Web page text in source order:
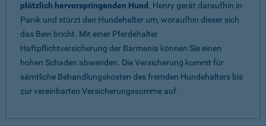
plötzlich hervorspringenden Hund . Henry gerät daraufhin in
Panik und stürzt den Hundehalter um, woraufhin dieser sich
das Bein bricht. Mit einer Pferdehalter
Haftpflichtversicherung der Barmenia können Sie einen
hohen Schaden abwenden. Die Versicherung kommt für
sämtliche Behandlungskosten des fremden Hundehalters bis
zur vereinbarten Versicherungssumme auf.